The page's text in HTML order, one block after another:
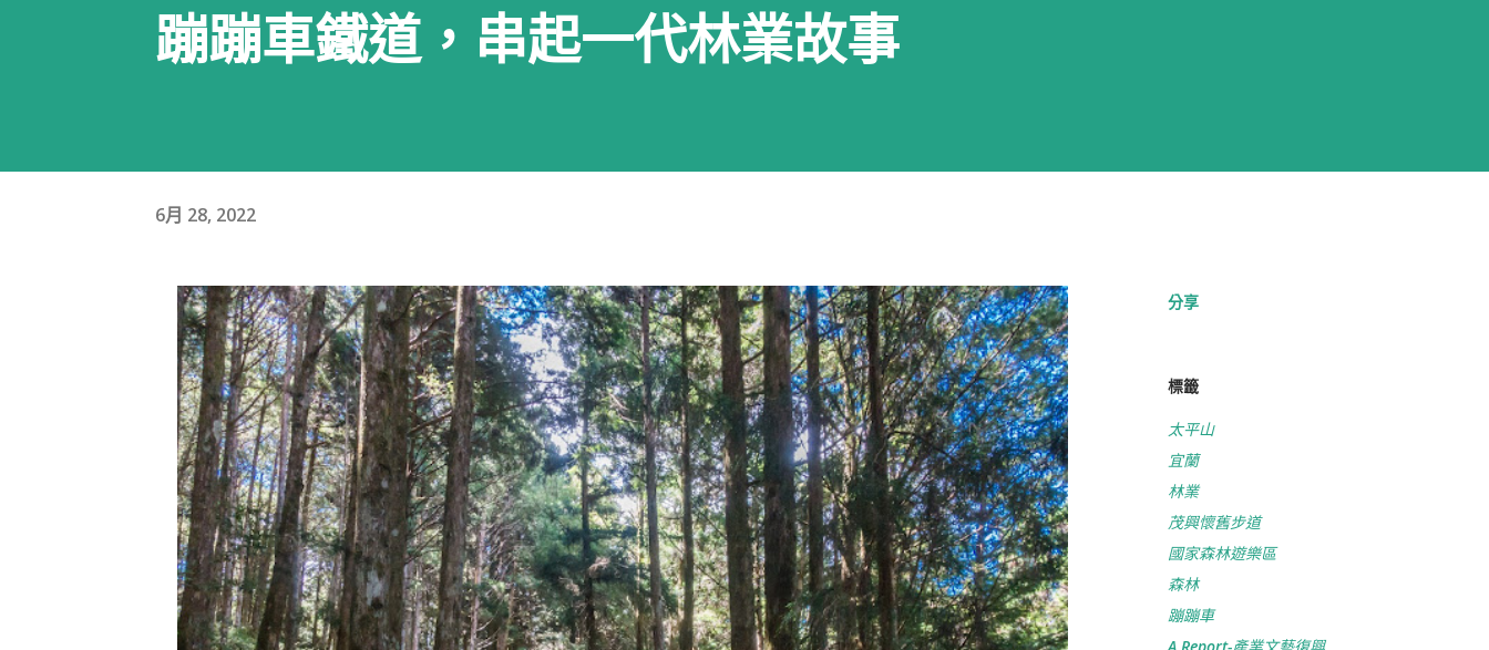
蹦蹦車鐵道，串起一代林業故事
6月 28, 2022
分享
標籤
太平山
宜蘭
林業
茂興懷舊步道
國家森林遊樂區
森林
蹦蹦車